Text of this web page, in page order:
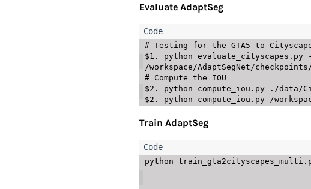
Evaluate AdaptSeg
# Testing for the GTA5-to-
$1. python evaluate_cityscapes.py
/workspace/AdaptSegNet/
# Compute the IOU
$2. python compute_iou.py ./
Train AdaptSeg
python